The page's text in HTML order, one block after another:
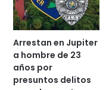
Arrestan en Jupiter
a hombre de 23
años por
presuntos delitos